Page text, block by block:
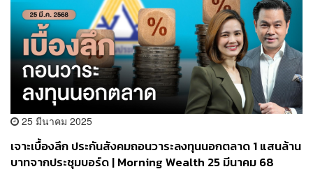
25 มีนาคม 2025
เจาะเบื้องลึก ประกันสังคมถอนวาระลงทุนนอกตลาด 1 แสนล้าน
บาทจากประชุมบอร์ด | Morning Wealth 25 มีนาคม 68